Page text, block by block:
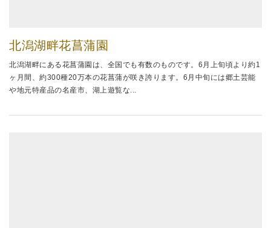
北潟湖畔花菖蒲園
北潟湖畔にある花菖蒲園は、全国でも有数のものです。6月上旬頃より約1
ヶ月間、約300種20万本の花菖蒲が咲き誇ります。6月中旬には郷土芸能
や地元特産品の名産市、湖上遊覧な...